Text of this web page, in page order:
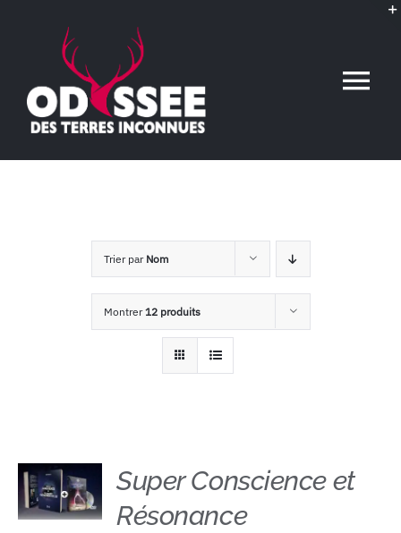
contenu
L’association
Voyages conférences
Trier par Nom
Montrer12 produits
AJOUTER
Super Conscience et
Résonance